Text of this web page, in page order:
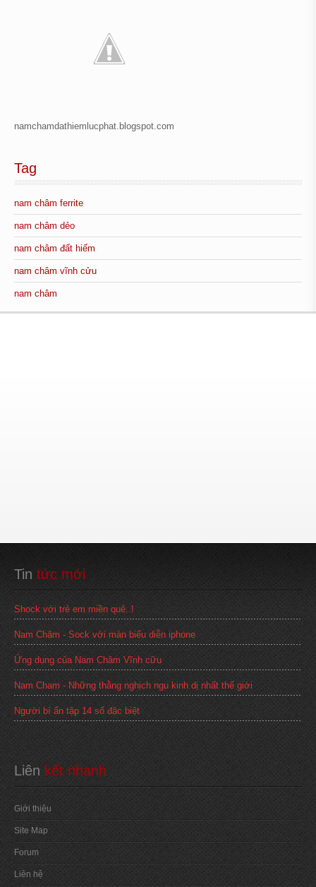
namchamdathiemlucphat.blogspot.com
Tag
nam châm ferrite
nam châm dẻo
nam châm đất hiếm
nam châm vĩnh cửu
nam châm
Tin tức mới
Shock với trẻ em miền quê..!
Nam Châm - Sock với màn biểu diễn iphone
Ứng dụng của Nam Châm Vĩnh cữu
Nam Cham - Những thằng nghịch ngu kinh dị nhất thế giới
Người bí ẩn tập 14 số đặc biệt
Liên kết nhanh
Giới thiệu
Site Map
Forum
Liên hệ